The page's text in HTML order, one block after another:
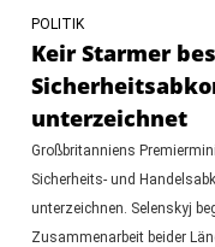
POLITIK
Keir Starmer
unterzeichnet
Großbritanniens
Sicherheits- und
unterzeichnen. Selenskyj
Zusammenarbeit beider